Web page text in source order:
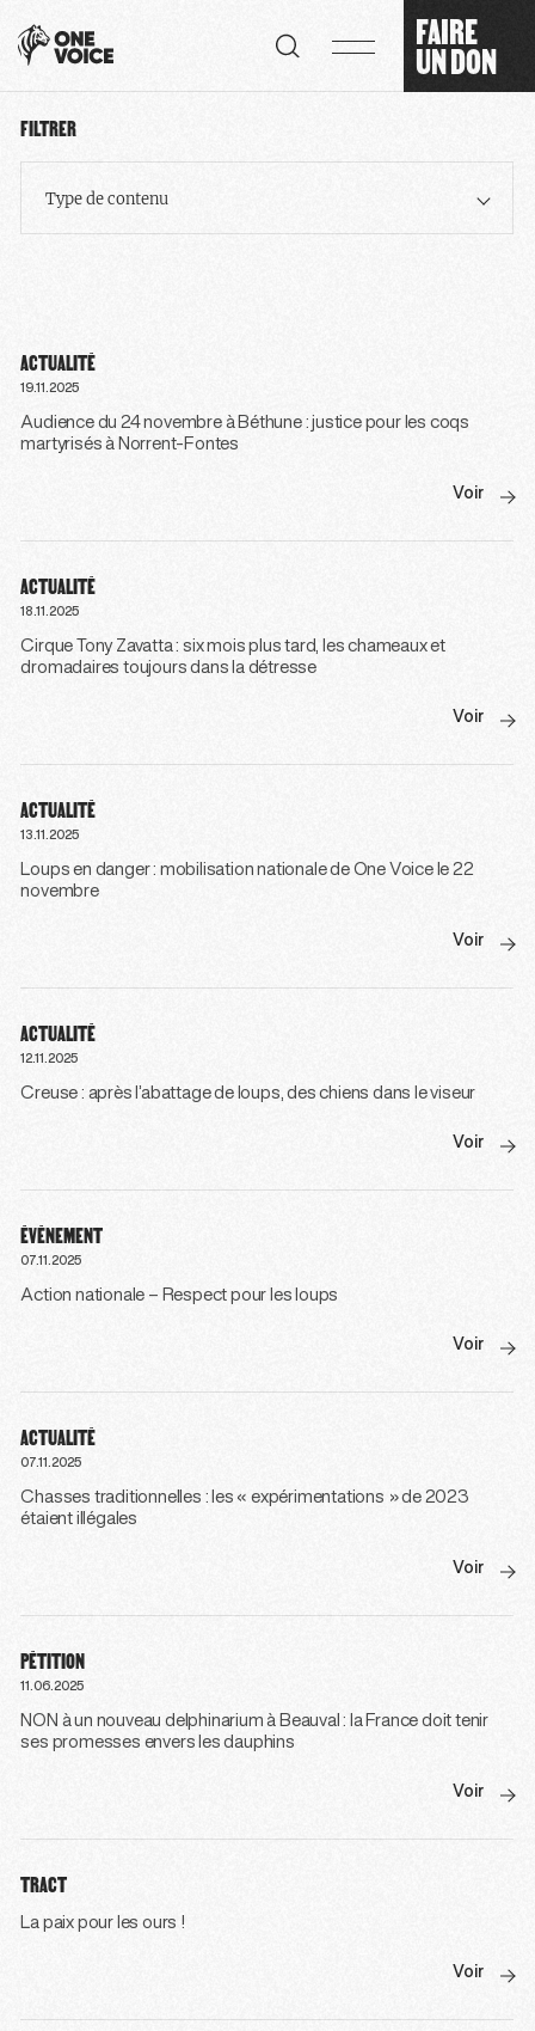
FAIRE
UN DON
FILTRER
Type de contenu
ACTUALITÉ
19.11.2025
Audience du 24 novembre à Béthune : justice pour les coqs
martyrisés à Norrent-Fontes
Voir
ACTUALITÉ
18.11.2025
Cirque Tony Zavatta : six mois plus tard, les chameaux et
dromadaires toujours dans la détresse
Voir
ACTUALITÉ
13.11.2025
Loups en danger : mobilisation nationale de One Voice le 22
novembre
Voir
ACTUALITÉ
12.11.2025
Creuse : après l’abattage de loups, des chiens dans le viseur
Voir
ÉVÉNEMENT
07.11.2025
Action nationale – Respect pour les loups
Voir
ACTUALITÉ
07.11.2025
Chasses traditionnelles : les « expérimentations » de 2023
étaient illégales
Voir
PÉTITION
11.06.2025
NON à un nouveau delphinarium à Beauval : la France doit tenir
ses promesses envers les dauphins
Voir
TRACT
La paix pour les ours !
Voir